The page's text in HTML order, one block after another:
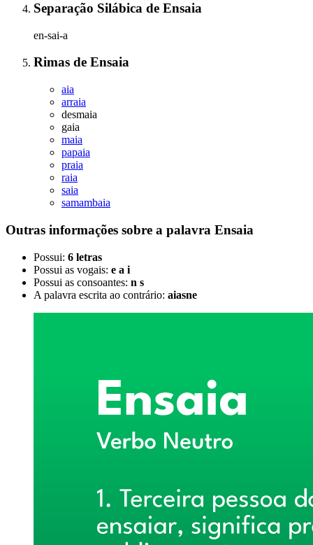
Separação Silábica de Ensaia
en-sai-a
Rimas de Ensaia
aia
arraia
desmaia
gaia
maia
papaia
praia
raia
saia
samambaia
Outras informações sobre a palavra Ensaia
Possui: 6 letras
Possui as vogais: e a i
Possui as consoantes: n s
A palavra escrita ao contrário: aiasne